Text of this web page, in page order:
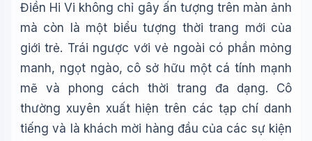
Điền Hi Vi không chỉ gây ấn tượng trên màn ảnh
mà còn là một biểu tượng thời trang mới của
giới trẻ. Trái ngược với vẻ ngoài có phần mỏng
manh, ngọt ngào, cô sở hữu một cá tính mạnh
mẽ và phong cách thời trang đa dạng. Cô
thường xuyên xuất hiện trên các tạp chí danh
tiếng và là khách mời hàng đầu của các sự kiện